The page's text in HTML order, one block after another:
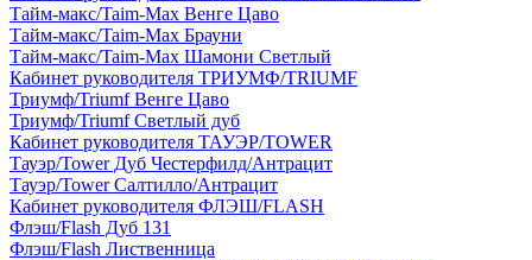
Тайм-макс/Taim-Max Венге Цаво
Тайм-макс/Taim-Max Брауни
Тайм-макс/Taim-Max Шамони Светлый
Кабинет руководителя ТРИУМФ/TRIUMF
Триумф/Triumf Венге Цаво
Триумф/Triumf Светлый дуб
Кабинет руководителя ТАУЭР/TOWER
Тауэр/Tower Дуб Честерфилд/Антрацит
Тауэр/Tower Салтилло/Антрацит
Кабинет руководителя ФЛЭШ/FLASH
Флэш/Flash Дуб 131
Флэш/Flash Лиственница